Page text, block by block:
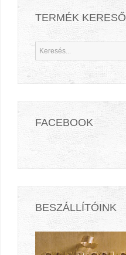
TERMÉK KERESŐ
FACEBOOK
BESZÁLLÍTÓINK